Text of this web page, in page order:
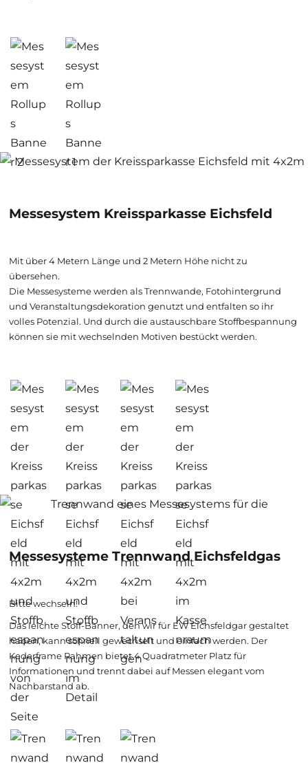
Messesystem Kreissparkasse Eichsfeld
Mit über 4 Metern Länge und 2 Metern Höhe nicht zu
übersehen.
Die Messesysteme werden als Trennwande, Fotohintergrund
und Veranstaltungsdekoration genutzt und entfalten so ihr
volles Potenzial. Und durch die austauschbare Stoffbespannung
können sie mit wechselnden Motiven bestückt werden.
Messesysteme Trennwand Eichsfeldgas
Bitte wechseln!
Das leichte Stoff-Banner, den wir für EW Eichsfeldgar gestaltet
haben, kann schnell gewechselt und einfach werden. Der
Kederframe Rahmen bietet 4 Quadratmeter Platz für
Informationen und trennt dabei auf Messen elegant vom
Nachbarstand ab.